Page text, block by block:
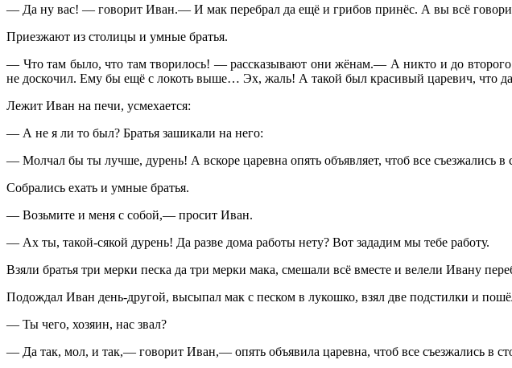
— Да ну вас! — говорит Иван.— И мак перебрал да ещё и грибов принёс. А вы всё
Приезжают из столицы и умные братья.
— Что там было, что там творилось! — рассказывают они жёнам.— А никто и до второго
не доскочил. Ему бы ещё с локоть выше… Эх, жаль! А такой был красивый царевич, что
Лежит Иван на печи, усмехается:
— А не я ли то был? Братья зашикали на него:
— Молчал бы ты лучше, дурень! А вскоре царевна опять объявляет, чтоб все съезжались в
Собрались ехать и умные братья.
— Возьмите и меня с собой,— просит Иван.
— Ах ты, такой-сякой дурень! Да разве дома работы нету? Вот зададим мы тебе работу.
Взяли братья три мерки песка да три мерки мака, смешали всё вместе и велели Ивану
Подождал Иван день-другой, высыпал мак с песком в лукошко, взял две подстилки и
— Ты чего, хозяин, нас звал?
— Да так, мол, и так,— говорит Иван,— опять объявила царевна, чтоб все съезжались в